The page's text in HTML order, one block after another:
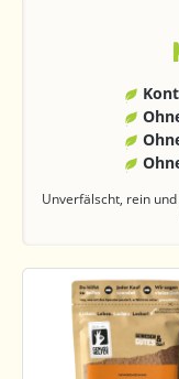
Unverfälscht, rein